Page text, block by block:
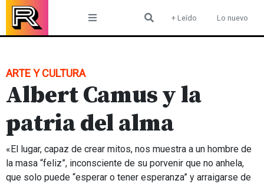
Skip
content
+ Leído Lo nuevo
ARTE Y CULTURA
Albert Camus y la
patria del alma
«El lugar, capaz de crear mitos, nos muestra a un hombre de
la masa “feliz”, inconsciente de su porvenir que no anhela,
que solo puede “esperar o tener esperanza” y arraigarse de